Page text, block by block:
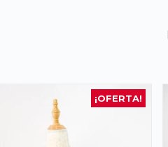
¡OFERTA!